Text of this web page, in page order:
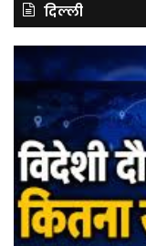
दिल्ली